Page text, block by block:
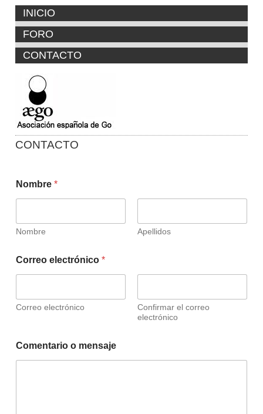
INICIO
FORO
CONTACTO
CONTACTO
Nombre *
Nombre Apellidos
Correo electrónico *
Correo electrónico
Confirmar el correo
electrónico
N
o
Comentario o mensaje